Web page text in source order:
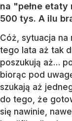
na "pełne
500 tys. A ilu
Cóż, sytuacja na
tego lata aż tak
poszukują aż…
biorąc pod
szukają aż
do tego, że
się nawinie,